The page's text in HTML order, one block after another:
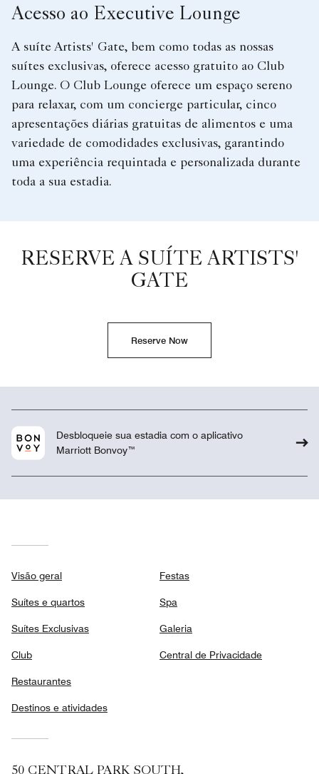
Acesso ao Executive Lounge
A suíte Artists' Gate, bem como todas as nossas
suítes exclusivas, oferece acesso gratuito ao Club
Lounge. O Club Lounge oferece um espaço sereno
para relaxar, com um concierge particular, cinco
apresentações diárias gratuitas de alimentos e uma
variedade de comodidades exclusivas, garantindo
uma experiência requintada e personalizada durante
toda a sua estadia.
RESERVE A SUÍTE ARTISTS'
GATE
Reserve Now
Desbloqueie sua estadia com o aplicativo
Marriott Bonvoy™
Visão geral
Suítes e quartos
Suítes Exclusivas
Club
Restaurantes
Destinos e atividades
Festas
Spa
Galeria
Central de Privacidade
50 CENTRAL PARK SOUTH,